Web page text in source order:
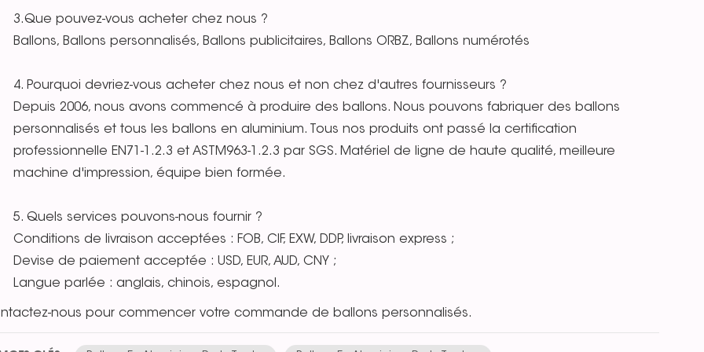
3.Que pouvez-vous acheter chez nous ?
Ballons, Ballons personnalisés, Ballons publicitaires, Ballons ORBZ, Ballons numérotés
4. Pourquoi devriez-vous acheter chez nous et non chez d'autres fournisseurs ?
Depuis 2006, nous avons commencé à produire des ballons. Nous pouvons fabriquer des ballons
personnalisés et tous les ballons en aluminium. Tous nos produits ont passé la certification
professionnelle EN71-1.2.3 et ASTM963-1.2.3 par SGS. Matériel de ligne de haute qualité, meilleure
machine d'impression, équipe bien formée.
5. Quels services pouvons-nous fournir ?
Conditions de livraison acceptées : FOB, CIF, EXW, DDP, livraison express ;
Devise de paiement acceptée : USD, EUR, AUD, CNY ;
Langue parlée : anglais, chinois, espagnol.
nous pour commencer votre commande de ballons personnalisés.